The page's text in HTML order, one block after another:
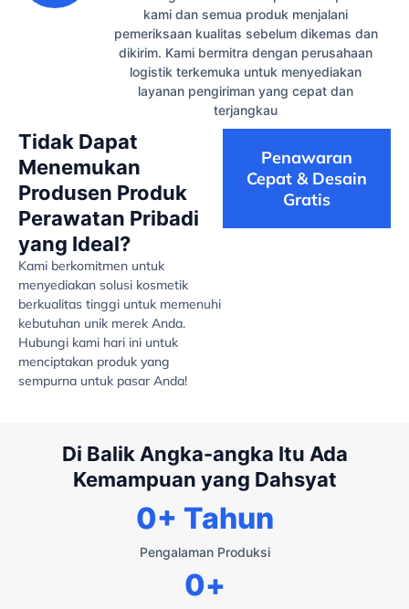
kami dan semua produk menjalani
pemeriksaan kualitas sebelum dikemas dan
dikirim. Kami bermitra dengan perusahaan
logistik terkemuka untuk menyediakan
layanan pengiriman yang cepat dan
terjangkau
Tidak Dapat
Menemukan
Produsen Produk
Perawatan Pribadi
yang Ideal?
Kami berkomitmen untuk
menyediakan solusi kosmetik
berkualitas tinggi untuk memenuhi
kebutuhan unik merek Anda.
Hubungi kami hari ini untuk
menciptakan produk yang
sempurna untuk pasar Anda!
Penawaran
Cepat & Desain
Gratis
Di Balik Angka-angka Itu Ada
Kemampuan yang Dahsyat
Pengalaman Produksi
0+ Tahun
0+